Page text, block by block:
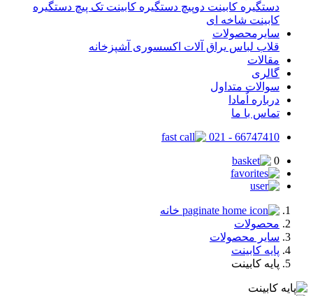
دستگیره کابینت دوپیچ دستگیره کابینت تک پیچ دستگیره
کابینت شاخه ای
سایرمحصولات
قلاب لباس یراق آلات اکسسوری آشپزخانه
مقالات
گالری
سوالات متداول
درباره اٌمادا
تماس با ما
66747410 - 021
0
خانه
محصولات
سایر محصولات
پایه کابینت
پایه کابینت